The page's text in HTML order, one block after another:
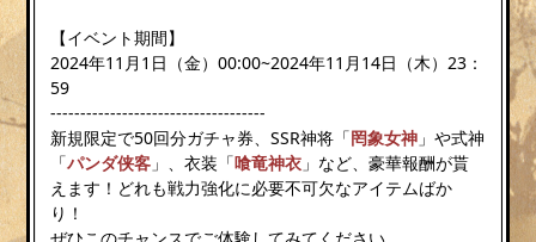
【イベント期間】
2024年11月1日（金）00:00~2024年11月14日（木）23：
59
------------------------------------
新規限定で50回分ガチャ券、SSR神将「罔象女神 」や式神
「パンダ侠客 」、衣装「喰竜神衣 」など、豪華報酬が貰
えます！どれも戦力強化に必要不可欠なアイテムばか
り！
ぜひこのチャンスでご体験してみてください。